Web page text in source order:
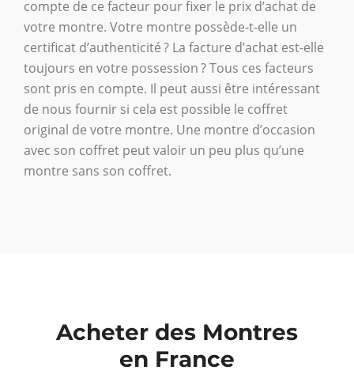
compte de ce facteur pour fixer le prix d’achat de
votre montre. Votre montre possède-t-elle un
certificat d’authenticité ? La facture d’achat est-elle
toujours en votre possession ? Tous ces facteurs
sont pris en compte. Il peut aussi être intéressant
de nous fournir si cela est possible le coffret
original de votre montre. Une montre d’occasion
avec son coffret peut valoir un peu plus qu’une
montre sans son coffret.
Acheter des Montres
en France